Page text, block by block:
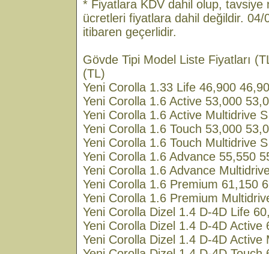
* Fiyatlara KDV dahil olup, tavsiye
ücretleri fiyatlara dahil değildir. 04/
itibaren geçerlidir.
Gövde Tipi Model Liste Fiyatları
(TL)
Yeni Corolla 1.33 Life 46,900
Yeni Corolla 1.6 Active 53,000
Yeni Corolla 1.6 Active Multidrive
Yeni Corolla 1.6 Touch 53,000
Yeni Corolla 1.6 Touch Multidrive
Yeni Corolla 1.6 Advance 55,550
Yeni Corolla 1.6 Advance
Yeni Corolla 1.6 Premium 61,150
Yeni Corolla 1.6 Premium
Yeni Corolla Dizel 1.4 D-4D Life
Yeni Corolla Dizel 1.4 D-4D Active
Yeni Corolla Dizel 1.4 D-4D